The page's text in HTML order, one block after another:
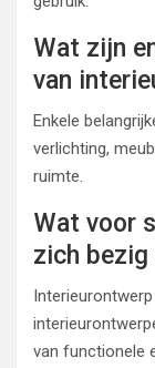
Wat zijn
van
Enkele
verlichting,
ruimte.
Wat voor
zich
van functionele